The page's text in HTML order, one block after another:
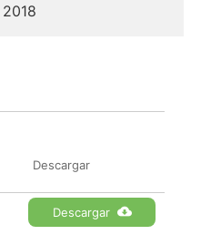
2018
Descargar
Descargar